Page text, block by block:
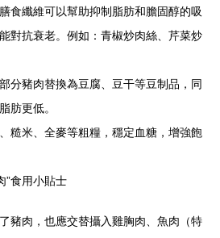
食纖維可以幫助抑制脂肪和膽固醇的吸
對抗衰老。例如：青椒炒肉絲、芹菜炒
分豬肉替換為豆腐、豆干等豆制品，同
肪更低。
糙米、全麥等粗糧，穩定血糖，增強飽
”食用小貼士
了豬肉，也應交替攝入雞胸肉、魚肉（特